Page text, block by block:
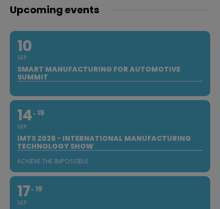
Upcoming events
10
SEP
SMART MANUFACTURING FOR AUTOMOTIVE
SUMMIT
14
SEP
19
IMTS 2026 - INTERNATIONAL MANUFACTURING
TECHNOLOGY SHOW
ACHIEVE THE IMPOSSIBLE
17
SEP
19